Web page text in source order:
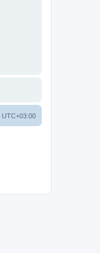
UTC+03:00